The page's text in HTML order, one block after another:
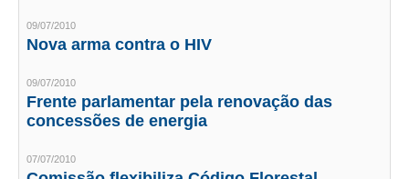
APOSENTADORIA
PLANO DE SAÚDE
09/07/2010
Nova arma contra o HIV
09/07/2010
Frente parlamentar pela renovação das
concessões de energia
07/07/2010